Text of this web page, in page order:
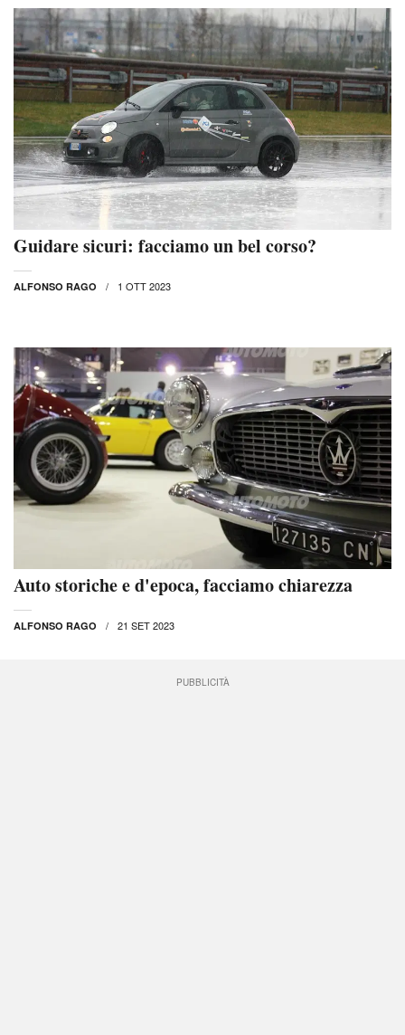
Guidare sicuri: facciamo un bel corso?
ALFONSO RAGO 1 OTT 2023
Auto storiche e d'epoca, facciamo chiarezza
ALFONSO RAGO 21 SET 2023
PUBBLICITÀ